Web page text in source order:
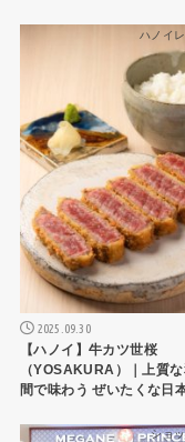
ハノイ
2025.09.30
【ハノイ】牛カツ世桜
（YOSAKURA）｜上質
間で味わう ぜいたくな日
ショ